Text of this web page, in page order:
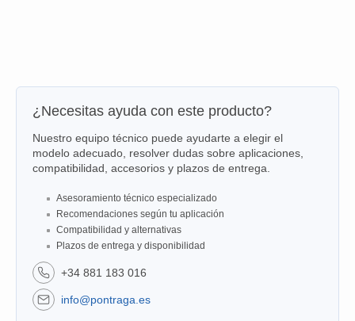
¿Necesitas ayuda con este producto?
Nuestro equipo técnico puede ayudarte a elegir el
modelo adecuado, resolver dudas sobre aplicaciones,
compatibilidad, accesorios y plazos de entrega.
Asesoramiento técnico especializado
Recomendaciones según tu aplicación
Compatibilidad y alternativas
Plazos de entrega y disponibilidad
+34 881 183 016
info@pontraga.es